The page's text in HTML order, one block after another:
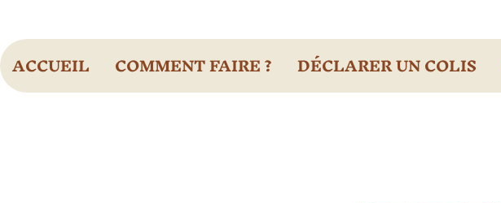
ACCUEIL COMMENT FAIRE ? DÉCLARER UN COLIS